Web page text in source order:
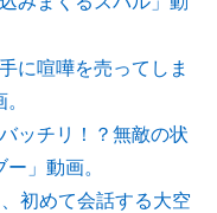
に喧嘩を売ってしま
ッチリ！？無敵の状
」動画。
初めて会話する大空